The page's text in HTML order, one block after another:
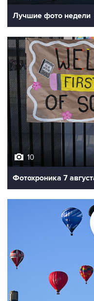
Лучшие фото недели
10
Фотохроника 7